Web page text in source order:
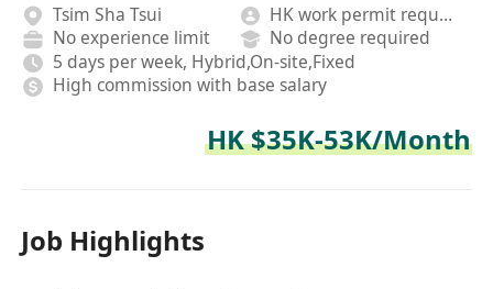
Tsim Sha Tsui
HK work permit required
No experience limit
No degree required
5 days per week, Hybrid,On-site,Fixed
High commission with base salary
HK $35K-53K/Month
Job Highlights